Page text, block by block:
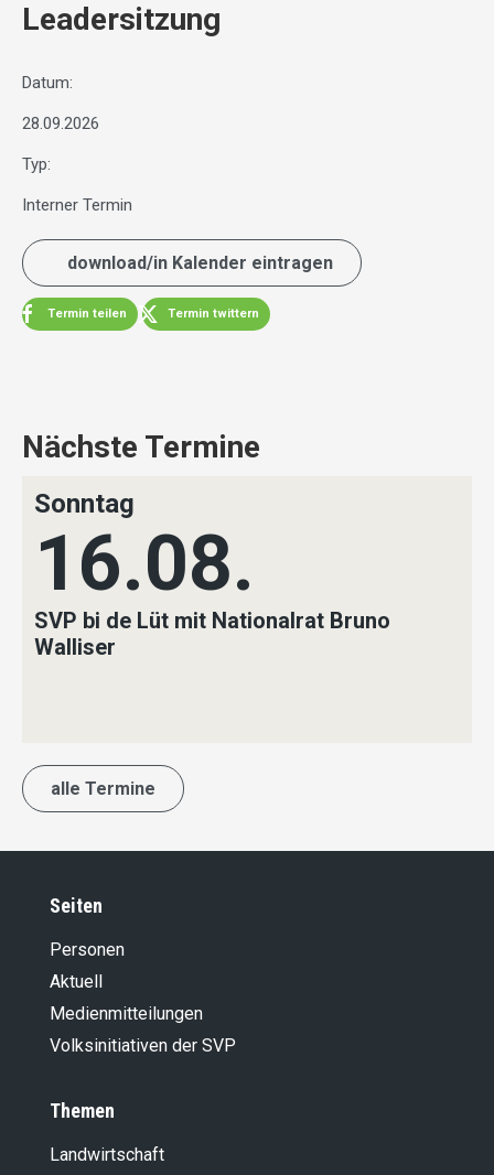
Leadersitzung
Datum:
28.09.2026
Typ:
Interner Termin
download/in Kalender eintragen
Termin teilen Termin twittern
Nächste Termine
Sonntag
16.08.
SVP bi de Lüt mit Nationalrat Bruno
Walliser
alle Termine
Seiten
Personen
Aktuell
Medienmitteilungen
Volksinitiativen der SVP
Themen
Landwirt­schaft